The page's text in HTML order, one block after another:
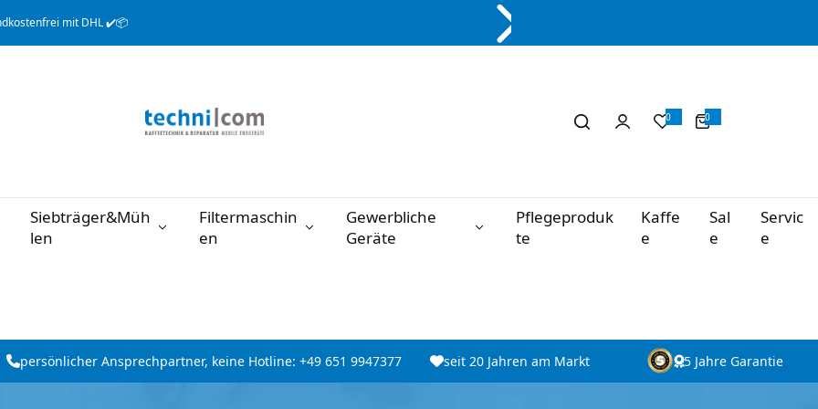
mit DHL ✔️📦
0 0
0
A
Siebträger&Müh
len
Filtermaschin
en
Gewerbliche
Geräte
Pflegeproduk
te
Kaffe
e
Sal
e
Servic
e
persönlicher Ansprechpartner, keine Hotline: +49 651 9947377 seit 20 Jahren am Markt 5 Jahre Garantie